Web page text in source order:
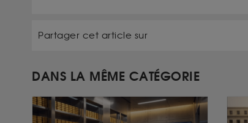
Partager cet article sur
DANS LA MÊME CATÉGORIE